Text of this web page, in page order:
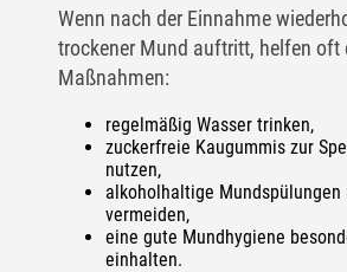
Wenn nach der Einnahme
trockener Mund auftritt, helfen oft
Maßnahmen:
regelmäßig Wasser trinken,
zuckerfreie Kaugummis zur
nutzen,
alkoholhaltige
vermeiden,
eine gute Mundhygiene
einhalten.